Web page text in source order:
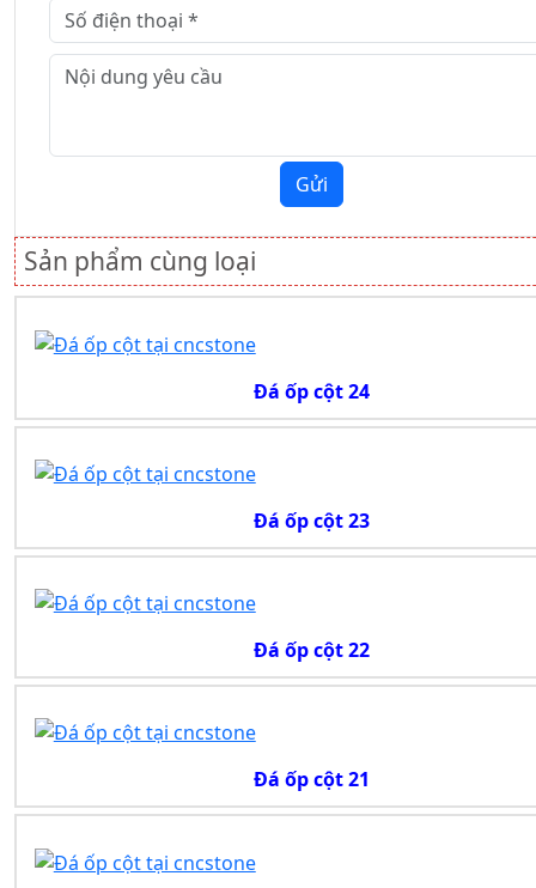
Gửi
Sản phẩm cùng loại
Đá ốp cột 24
Đá ốp cột 23
Đá ốp cột 22
Đá ốp cột 21